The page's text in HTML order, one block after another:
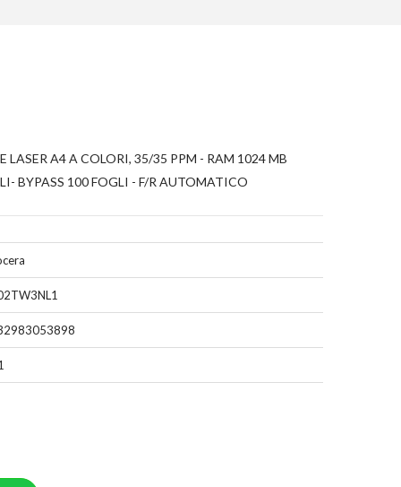
LASER A4 A COLORI, 35/35 PPM - RAM 1024 MB
BYPASS 100 FOGLI - F/R AUTOMATICO